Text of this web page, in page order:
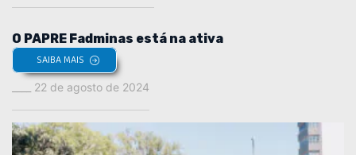
O PAPRE Fadminas está na ativa
SAIBA MAIS
22 de agosto de 2024